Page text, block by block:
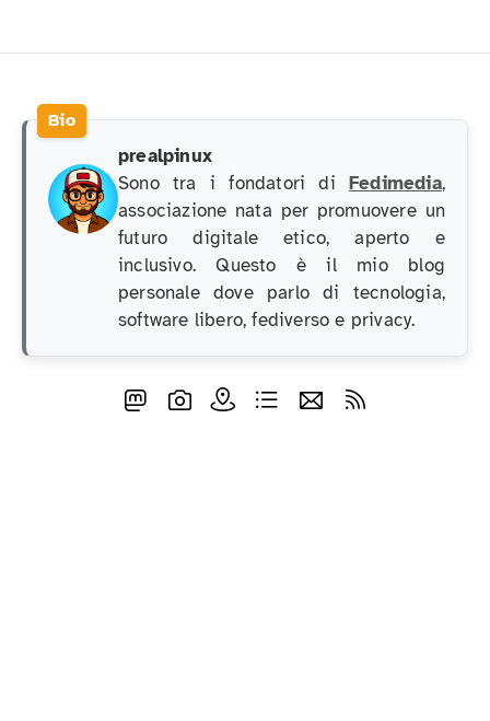
prealpinux
Sono tra i fondatori di Fedimedia,
associazione nata per promuovere un
futuro digitale etico, aperto e
inclusivo. Questo è il mio blog
personale dove parlo di tecnologia,
software libero, fediverso e privacy.